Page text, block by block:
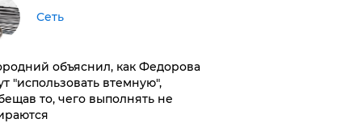
Сеть
объяснил, как Федорова
"использовать втемную",
то, чего выполнять не